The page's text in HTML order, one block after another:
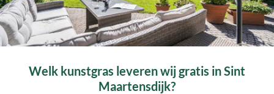
Welk kunstgras leveren wij gratis in Sint
Maartensdijk?